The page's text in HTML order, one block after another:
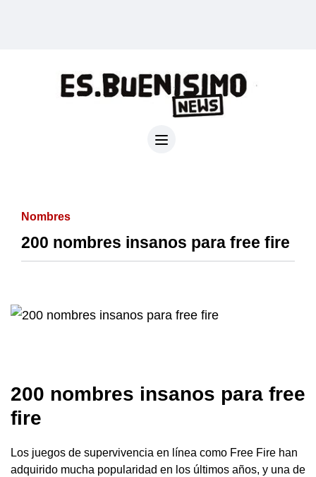
Nombres
200 nombres insanos para free fire
200 nombres insanos para free
fire
Los juegos de supervivencia en línea como Free Fire han
adquirido mucha popularidad en los últimos años, y una de